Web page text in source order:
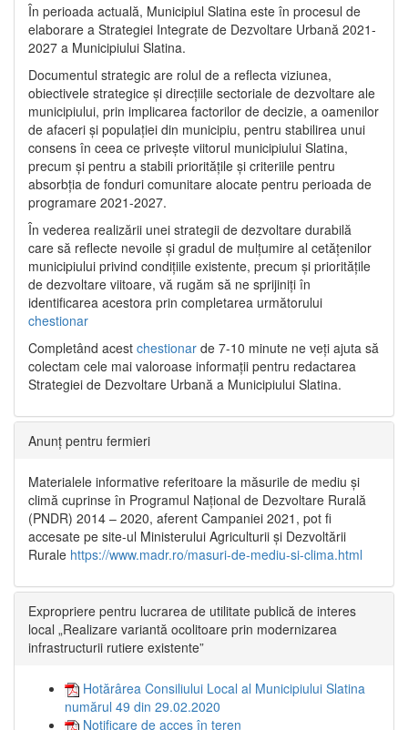
În perioada actuală, Municipiul Slatina este în procesul de
elaborare a Strategiei Integrate de Dezvoltare Urbană 2021‐
2027 a Municipiului Slatina.
Documentul strategic are rolul de a reflecta viziunea,
obiectivele strategice și direcțiile sectoriale de dezvoltare ale
municipiului, prin implicarea factorilor de decizie, a oamenilor
de afaceri și populației din municipiu, pentru stabilirea unui
consens în ceea ce privește viitorul municipiului Slatina,
precum și pentru a stabili prioritățile și criteriile pentru
absorbția de fonduri comunitare alocate pentru perioada de
programare 2021-2027.
În vederea realizării unei strategii de dezvoltare durabilă
care să reflecte nevoile și gradul de mulțumire al cetățenilor
municipiului privind condițiile existente, precum și prioritățile
de dezvoltare viitoare, vă rugăm să ne sprijiniți în
identificarea acestora prin completarea următorului
chestionar
Completând acest chestionar de 7-10 minute ne veți ajuta să
colectam cele mai valoroase informații pentru redactarea
Strategiei de Dezvoltare Urbană a Municipiului Slatina.
Anunț pentru fermieri
Materialele informative referitoare la măsurile de mediu și
climă cuprinse în Programul Național de Dezvoltare Rurală
(PNDR) 2014 – 2020, aferent Campaniei 2021, pot fi
accesate pe site-ul Ministerului Agriculturii și Dezvoltării
Rurale https://www.madr.ro/masuri-de-mediu-si-clima.html
Expropriere pentru lucrarea de utilitate publică de interes
local „Realizare variantă ocolitoare prin modernizarea
infrastructurii rutiere existente”
Hotărârea Consiliului Local al Municipiului Slatina
numărul 49 din 29.02.2020
Notificare de acces în teren